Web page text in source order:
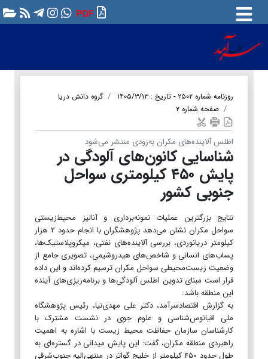
PDF
روزنامه شماره ۲۵۰۲ - تاریخ : ۱۴۰۵/۳/۱۳
گروه دانش دریا
صفحه شماره ۲
اطلس آلاینده‌های مکران به‌زودی منتشر می‌شود
شناسایی کانون‌های آلودگی در
پایش ۴۵۰ کیلومتری سواحل
جنوبی کشور
نتایج بزرگترین عملیات نمونه‌برداری و آنالیز محیط‌زیستی
سواحل مکران نشان می‌دهد پژوهشگران با انجام حدود ۲ هزار
کیلومتر دریانوردی، بررسی آلاینده‌های نفتی، میکروپلاستیک‌ها،
پساب‌های انسانی و شاخص‌های هیدروشیمی، تصویری جامع از
وضعیت زیست‌محیطی سواحل مکران ترسیم کرده‌اند و این داده
قرار است مبنای تدوین اطلس آلودگی‌ها و برنامه‌ریزی‌های آینده
این منطقه باشد.
به گزارش اقتصادسرآمد، دکتر علی مهدی‌نیا، رئیس پژوهشگاه
ملی اقیانوس‌شناسی و علوم جوی در نشست مشترک با
کارشناسان سازمان حفاظت محیط زیست با اشاره به اهمیت
راهبردی منطقه مکران، گفت: این پایش میدانی در گستره‌ای به
طول حدود ۴۵۰ کیلومتر از خلیج گواتر در منتهی‌الیه جنوب‌شرقی